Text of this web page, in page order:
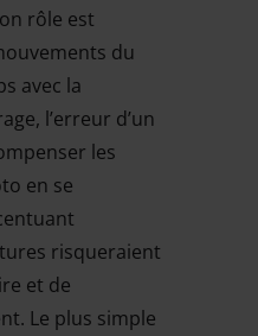
rôle est
du
avec la
l’erreur d’un
les
en se
risqueraient
et de
Le plus simple